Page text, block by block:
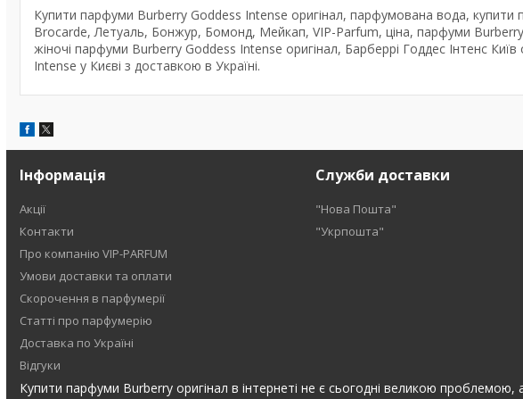
Купити парфуми Burberry Goddess Intense оригінал, парфумована вода, купити
Brocarde, Летуаль, Бонжур, Бомонд, Мейкап, VIP-Parfum, ціна, парфуми
жіночі парфуми Burberry Goddess Intense оригінал, Барберрі Годдес Інтенс
Intense у Києві з доставкою в Україні.
Інформація
Акції
Контакти
Про компанію VIP-PARFUM
Умови доставки та оплати
Скорочення в парфумерії
Статті про парфумерію
Доставка по Україні
Відгуки
Служби доставки
"Нова Пошта"
"Укрпошта"
Купити парфуми Burberry оригінал в інтернеті не є сьогодні великою проблемою,